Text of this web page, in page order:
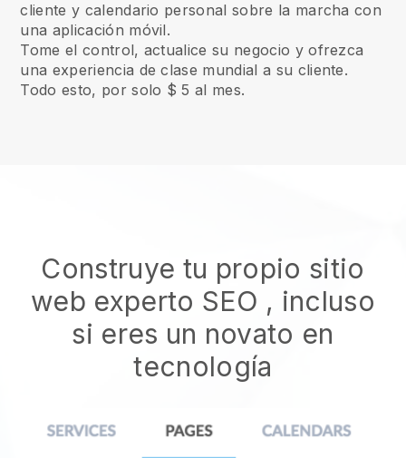
cliente y calendario personal sobre la marcha con
una aplicación móvil.
Tome el control, actualice su negocio y ofrezca
una experiencia de clase mundial a su cliente.
Todo esto, por solo $ 5 al mes.
Construye tu propio sitio
web experto SEO , incluso
si eres un novato en
tecnología